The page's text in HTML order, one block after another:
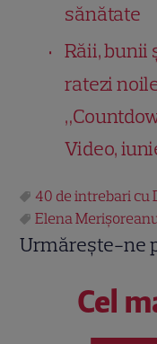
sănătate
Răii, bunii
ratezi
Video,
40 de intrebari cu
Elena
Urmărește-ne
Cel